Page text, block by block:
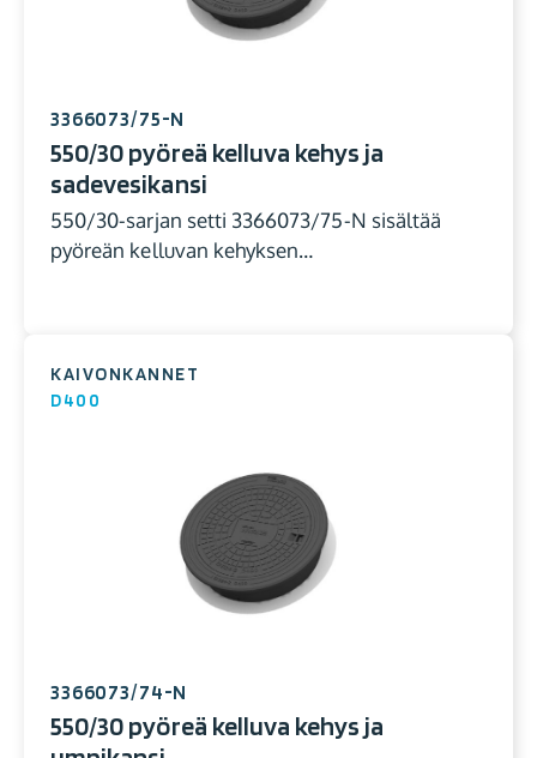
3366073/75-N
550/30 pyöreä kelluva kehys ja
sadevesikansi
550/30-sarjan setti 3366073/75-N sisältää
pyöreän kelluvan kehyksen…
KAIVONKANNET
D400
3366073/74-N
550/30 pyöreä kelluva kehys ja